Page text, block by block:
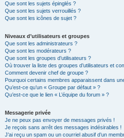
Que sont les sujets épinglés ?
Que sont les sujets verrouillés ?
Que sont les icônes de sujet ?
Niveaux d’utilisateurs et groupes
Que sont les administrateurs ?
Que sont les modérateurs ?
Que sont les groupes d’utilisateurs ?
Où trouver la liste des groupes d’utilisateurs et
Comment devenir chef de groupe ?
Pourquoi certains membres apparaissent dans
Qu’est-ce qu’un « Groupe par défaut » ?
Qu’est-ce que le lien « L’équipe du forum » ?
Messagerie privée
Je ne peux pas envoyer de messages privés !
Je reçois sans arrêt des messages indésirables !
J’ai reçu un spam ou un courriel abusif d’un